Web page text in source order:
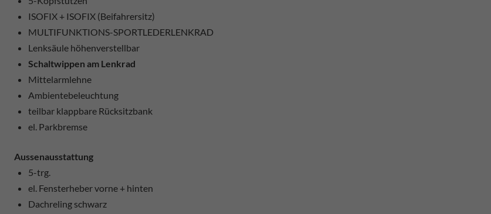
ISOFIX + ISOFIX (Beifahrersitz)
MULTIFUNKTIONS-SPORTLEDERLENKRAD
Lenksäule höhenverstellbar
Schaltwippen am Lenkrad
Mittelarmlehne
Ambientebeleuchtung
teilbar klappbare Rücksitzbank
el. Parkbremse
Aussenausstattung
5-trg.
el. Fensterheber vorne + hinten
Dachreling schwarz